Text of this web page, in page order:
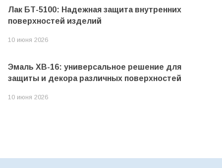
Лак БТ-5100: Надежная защита внутренних
поверхностей изделий
10 июня 2026
Эмаль ХВ-16: универсальное решение для
защиты и декора различных поверхностей
10 июня 2026